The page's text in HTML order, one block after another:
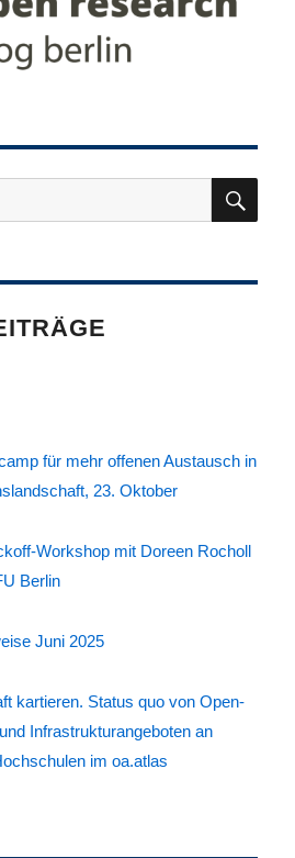
für mehr offenen Austausch in
23. Oktober
Workshop mit Doreen Rocholl
Berlin
Juni 2025
kartieren. Status quo von Open-
Infrastrukturangeboten an
im oa.atlas